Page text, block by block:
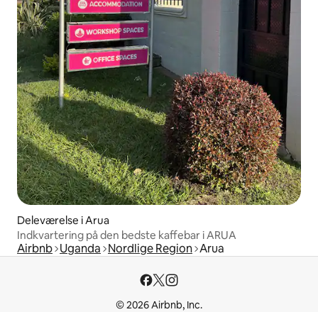
Deleværelse i Arua
Indkvartering på den bedste kaffebar i ARUA
Airbnb Uganda Nordlige Region Arua
© 2026 Airbnb, Inc.